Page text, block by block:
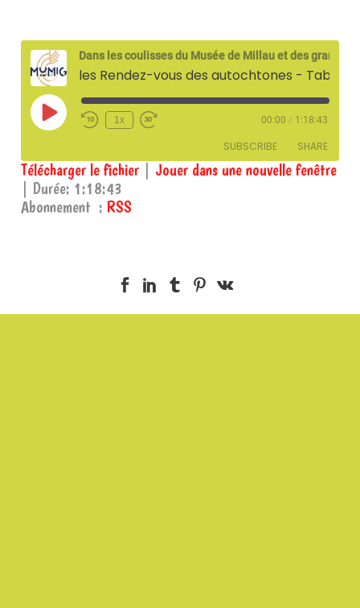
Play
Episode
1x 00:00 / 1:18:43
SUBSCRIBE SHARE
RSS
SHARE
Télécharger le fichier
Jouer dans une nouvelle fenêtre
Durée: 1:18:43
Abonnement : RSS